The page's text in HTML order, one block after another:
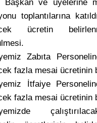
Başkan ve üyelerine
toplantılarına
ücretin
Zabıta
fazla mesai ücretinin
İtfaiye
fazla mesai ücretinin